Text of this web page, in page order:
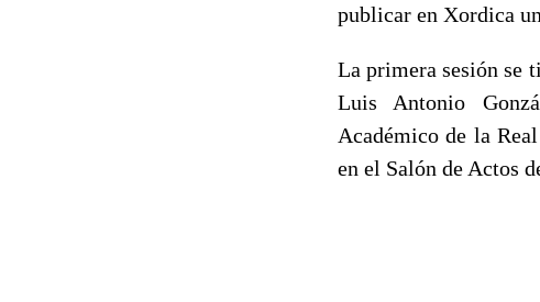
publicar en Xordica
La primera sesión se
Luis Antonio
Académico de la
en el Salón de Actos